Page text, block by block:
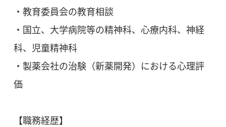
・教育委員会の教育相談
・国立、大学病院等の精神科、心療内科、神経
科、児童精神科
・製薬会社の治験（新薬開発）における心理評
価
【職務経歴】